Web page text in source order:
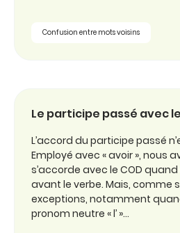
Confusion entre mots voisins
Le participe passé avec le
L’accord du participe passé
Employé avec « avoir », nous
s’accorde avec le COD
avant le verbe. Mais, comme
exceptions, notamment
pronom neutre « l’ »…